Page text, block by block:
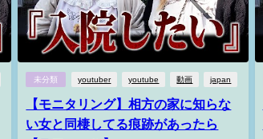
未分類 youtuber youtube 動画 japan
【モニタリング】相方の家に知らな
い女と同棲してる痕跡があったら